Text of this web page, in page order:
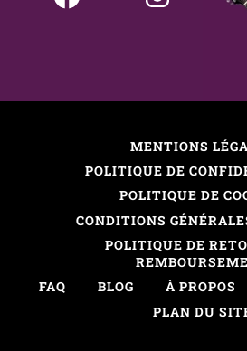
MENTIONS
POLITIQUE DE
POLITIQUE DE
CONDITIONS
POLITIQUE DE
FAQ
BLOG À PROPOS
PLAN DU